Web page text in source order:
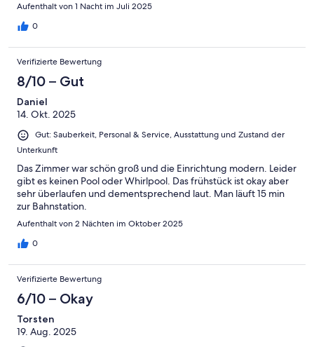
Aufenthalt von 1 Nacht im Juli 2025
0
Verifizierte Bewertung
8/10 – Gut
Daniel
14. Okt. 2025
Gut: Sauberkeit, Personal & Service, Ausstattung und Zustand der
Unterkunft
Das Zimmer war schön groß und die Einrichtung modern. Leider
gibt es keinen Pool oder Whirlpool. Das frühstück ist okay aber
sehr überlaufen und dementsprechend laut. Man läuft 15 min
zur Bahnstation.
Aufenthalt von 2 Nächten im Oktober 2025
0
Verifizierte Bewertung
6/10 – Okay
Torsten
19. Aug. 2025